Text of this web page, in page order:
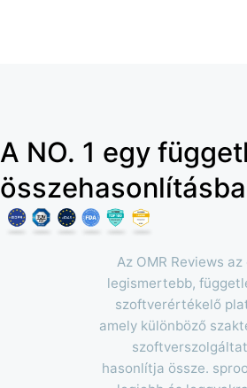
A NO. 1 egy
Az OMR Reviews az
legismertebb,
szoftverértékelő
amely különböző
hasonlítja össze.